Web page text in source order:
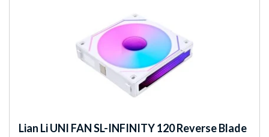
Lian LiUNI FAN SL-INFINITY 120 Reverse Blade